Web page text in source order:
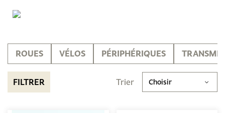
ROUES VÉLOS PÉRIPHÉRIQUES
FILTRER Trier Choisir